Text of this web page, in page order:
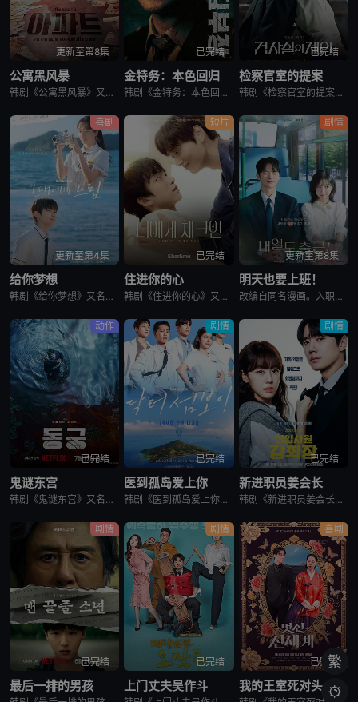
更新至第8集
公寓黑风暴
韩剧《公寓黑风暴》又名：公寓,The Apartment Job,아파트，讲述了：曾经的帮派老大急需现金，于是和有志成为律师的同伴合作，打算窃取住宅社区的储备基金，却意外揭开深藏的腐败真相。
已完结
金特务：本色回归
韩剧《金特务：本色回归》又名金部长,Agent Kim,김부장,金特务：本色回归，剧中主角金科长由苏志燮饰演。在剧中，金科长是敏智的父亲，也是一名朝鲜间谍。他被派去执行无数特别任务，包括17次朝鲜任务
已完结
检察官室的提案
韩剧《检察官室的提案》又名：检察官办公室的提议,检察官的提案(台),The Prosecutors Proposal,검사실의 제안，讲述了：改编自同名小说。一个是凶手的儿子，一个是受害者的儿子——一
喜剧
更新至第4集
给你梦想
韩剧《给你梦想》又名：Dream For You,그대에게 드림，讲述了：该剧是一部浪漫喜剧，讲述了连一个梦想都无所畏惧的十几岁，被现实挡住而受挫的二十几岁，像变成那样的大人的三十几岁的记者李载与一个
短片
已完结
住进你的心
韩剧《住进你的心》又名：Check In To You,너에게 체크인，讲述了：一位是完美主义、以利益为重的冷酷CEO车道京，他计划卖掉一间充满魅力的民宿；另一位是感性、温柔且深爱这个民宿的经理尹智梧
剧情
更新至第8集
明天也要上班！
改编自同名漫画。入职五年的智允在无聊的公司生活中与公司最挑剔的男上司时宇纠缠在了一起，甚至以不想结婚为由而逃跑的前男友秋天出现了...
动作
已完结
鬼谜东宫
韩剧《鬼谜东宫》又名：东宫,East Palace,동궁，讲述了：讲述拥有穿梭于灵界能力的具天（南柱赫 饰）和能听见死者声音的宫女生姜（卢允瑞 饰）被王（曹承佑 饰）召见，以揭开笼罩在世子宫中的诅咒的
剧情
已完结
医到孤岛爱上你
韩剧《医到孤岛爱上你》讲述了，立志成为顶尖整形外科医生都志义（李宰旭 饰），同身世神秘的助理护士陆遐俐（辛叡恩 饰），在命运安排下被分配到与世隔绝、恶名昭彰的“平同岛”上工作。两个同样受伤的灵魂，在艰
剧情
已完结
新进职员姜会长
韩剧《新进职员姜会长》改编自同名小说。韩国10大财阀崔成集团的会长姜龙浩在宣布隐退后，与从天而降的新员工相撞，莫名其妙进入该员工身体后发生的故事。
剧情
已完结
最后一排的男孩
剧情
已完结
上门丈夫吴作斗
喜剧
已完结
我的王室死对头
繁
